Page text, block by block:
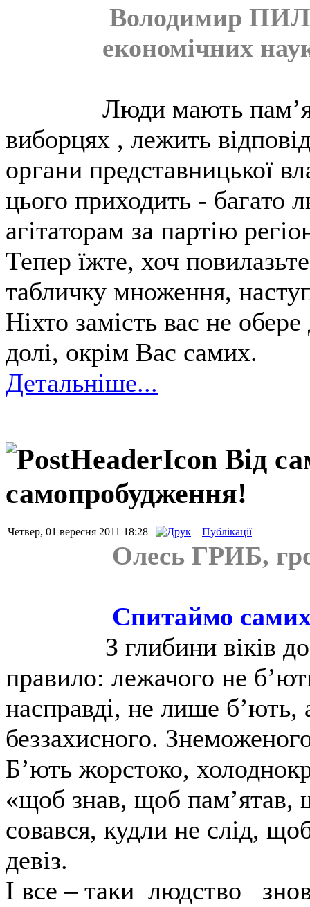
Володимир
економічних
Люди мають
виборцях , лежить
органи представницької
цього приходить - багато
агітаторам за партію
Тепер їжте, хоч
табличку множення,
Ніхто замість вас не
долі, окрім Вас самих.
Детальніше...
Від
самопробудження!
Четвер, 01 вересня 2011 18:28 | Публікації
Олесь ГРИБ,
Спитаймо самих
З глибини віків
правило: лежачого не
насправді, не лише б’ють,
беззахисного.
Б’ють жорстоко,
«щоб знав, щоб пам’ятав,
совався, кудли не слід,
девіз.
І все – таки людство